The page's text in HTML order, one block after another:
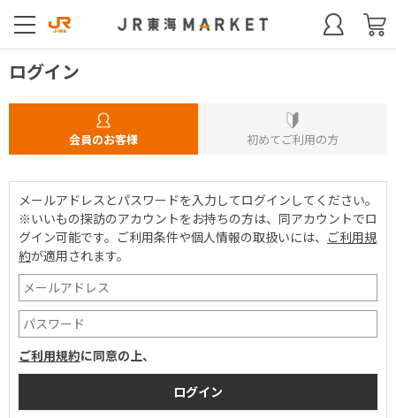
ログイン
会員のお客様 初めてご利用の方
メールアドレスとパスワードを入力してログインしてください。
※いいもの探訪のアカウントをお持ちの方は、同アカウントでロ
グイン可能です。 ご利用条件や個人情報の取扱いには、 ご利用規
約が適用されます。
ご利用規約に同意の上、